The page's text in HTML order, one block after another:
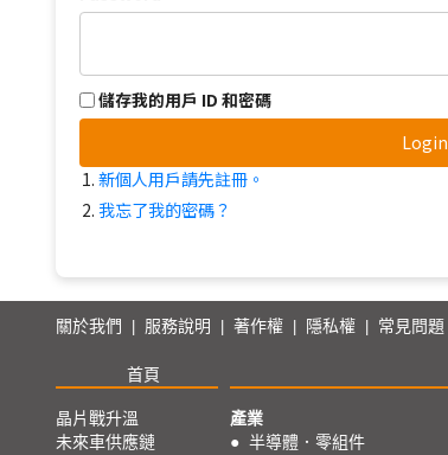
儲存我的用戶 ID 和密碼
Login
新個人用戶請先註冊。
我忘了我的密碼？
關於我們 服務說明 著作權 隱私權 常見問題
首頁
晶片戰升溫
未來車供應鏈
產業
● 半導體．零組件